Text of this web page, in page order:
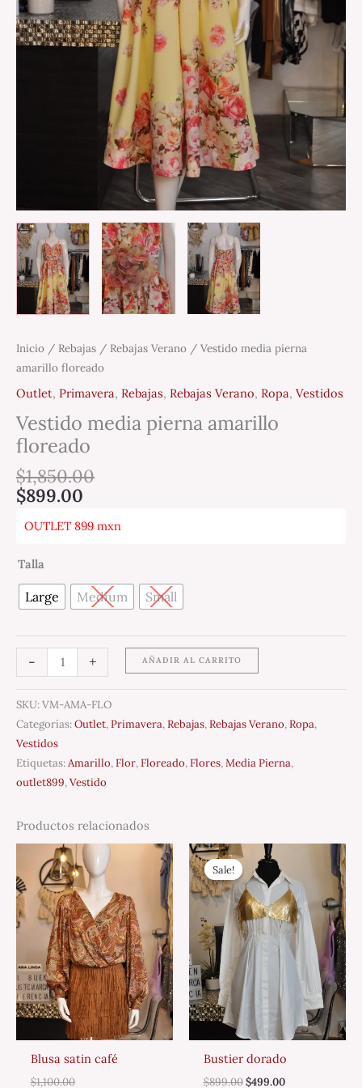
Inicio / Rebajas / Rebajas Verano / Vestido media pierna
amarillo floreado
Outlet, Primavera, Rebajas, Rebajas Verano, Ropa, Vestidos
Vestido media pierna amarillo
floreado
$1,850.00
$899.00
OUTLET 899 mxn
Talla
Large Medium Small
- + AÑADIR AL CARRITO
SKU:VM-AMA-FLO
Categorías:Outlet,Primavera,Rebajas,Rebajas Verano,Ropa,
Vestidos
Etiquetas:Amarillo,Flor,Floreado,Flores,Media Pierna,
outlet899,Vestido
Productos relacionados
Blusa satin café
$1,100.00
Sale!
Sale!
Bustier dorado
$899.00
Original
price
was:
$899.00.
$499.00
is:
$499.00.